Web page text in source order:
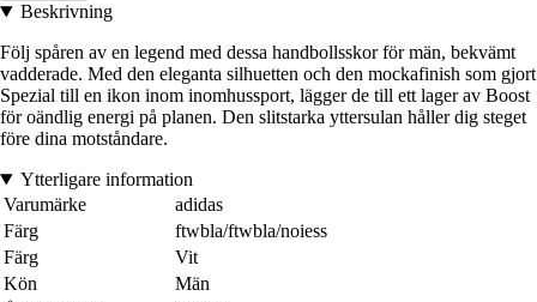
Beskrivning
Följ spåren av en legend med dessa handbollsskor för män, bekvämt
vadderade. Med den eleganta silhuetten och den mockafinish som gjort
Spezial till en ikon inom inomhussport, lägger de till ett lager av Boost
för oändlig energi på planen. Den slitstarka yttersulan håller dig steget
före dina motståndare.
Ytterligare information
Varumärke
adidas
Färg
ftwbla/ftwbla/noiess
Färg
Vit
Kön
Män